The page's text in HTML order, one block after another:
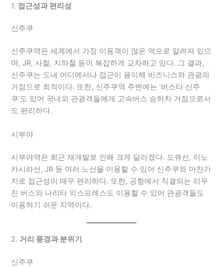
1. 접근성과 편리성
신주쿠
신주쿠역은 세계에서 가장 이용객이 많은 역으로 알려져 있으
며, JR, 사철, 지하철 등이 복잡하게 교차하고 있다. 그 결과,
신주쿠는 도내 어디에서나 접근이 용이해 비즈니스와 관광의
거점으로 최적이다. 또한, 신주쿠역 주변에는 ‘버스타 신주
쿠’도 있어 국내외 관광객들에게 고속버스 승하차 거점으로서
도 편리하다.
시부야
시부야역은 최근 재개발로 인해 크게 달라졌다. 도큐선, 이노
카시라선, JR 등 여러 노선을 이용할 수 있어 신주쿠와 마찬가
지로 접근성이 매우 편리하다. 또한, 공항에서 직결되는 리무
진 버스와 나리타 익스프레스도 이용할 수 있어 관광객들도
이용하기 쉬운 지역이다.
2. 거리 풍경과 분위기
신주쿠